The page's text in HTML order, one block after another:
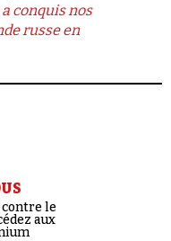
conquis nos
russe en
le
aux